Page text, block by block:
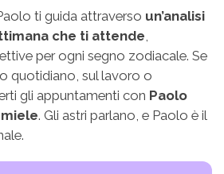
ti guida attraverso un’analisi
che ti attende,
per ogni segno zodiacale. Se
quotidiano, sul lavoro o
gli appuntamenti con Paolo
. Gli astri parlano, e Paolo è il